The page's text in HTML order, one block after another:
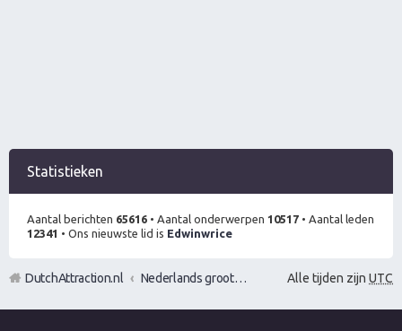
Statistieken
Aantal berichten 65616 • Aantal onderwerpen 10517 • Aantal leden
12341 • Ons nieuwste lid is Edwinwrice
Alle tijden zijn UTC
DutchAttraction.nl Nederlands grootste Dutch Attraction, Lifestyle, Vrouwen versieren en Pick-Up (PUA) Forum